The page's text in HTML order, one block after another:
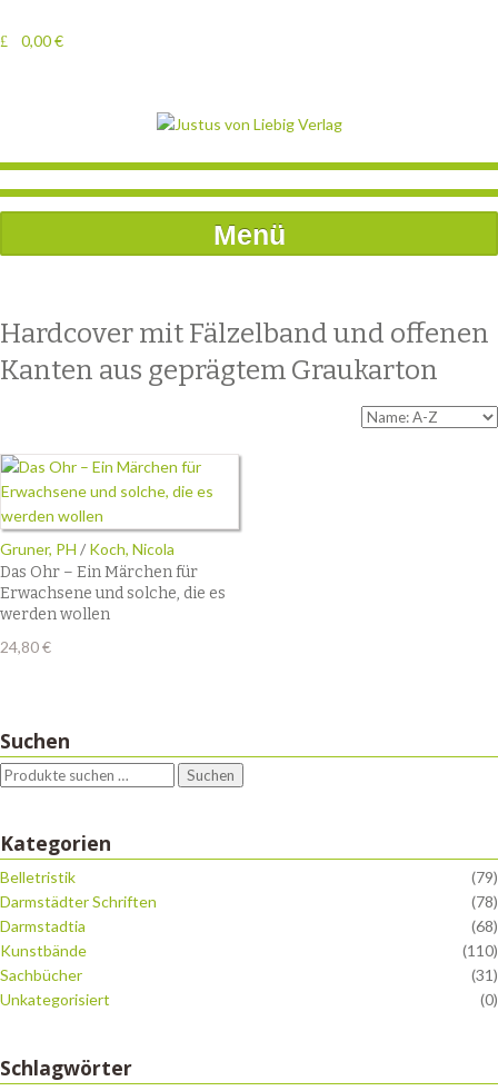
0,00€
Menü
Hardcover mit Fälzelband und offenen
Kanten aus geprägtem Graukarton
Gruner, PH / Koch, Nicola
Das Ohr – Ein Märchen für
Erwachsene und solche, die es
werden wollen
24,80€
Suchen
Suchen
Kategorien
Belletristik
(79)
Darmstädter Schriften
(78)
Darmstadtia
(68)
Kunstbände
(110)
Sachbücher
(31)
Unkategorisiert
(0)
Schlagwörter